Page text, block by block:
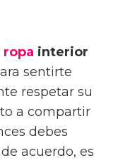
ropa interior
sentirte
respetar su
a compartir
debes
acuerdo, es